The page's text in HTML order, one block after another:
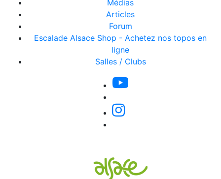
Médias
Articles
Forum
Escalade Alsace Shop - Achetez nos topos en
ligne
Salles / Clubs